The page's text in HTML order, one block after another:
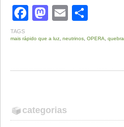
Facebook
Mastodon
Email
TAGS
mais rápido que a luz neutrinos OPERA
categorias